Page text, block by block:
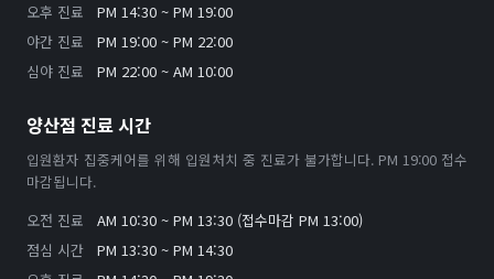
오후 진료
PM 14:30 ~ PM 19:00
야간 진료
PM 19:00 ~ PM 22:00
심야 진료
PM 22:00 ~ AM 10:00
양산점 진료 시간
입원환자 집중케어를 위해 입원처치 중 진료가 불가합니다. PM 19:00 접수
마감됩니다.
오전 진료
AM 10:30 ~ PM 13:30 (접수마감 PM 13:00)
점심 시간
PM 13:30 ~ PM 14:30